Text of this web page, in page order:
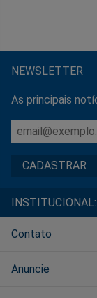
NEWSLETTER
As principais
INSTITUCIONAL:
Contato
Anuncie